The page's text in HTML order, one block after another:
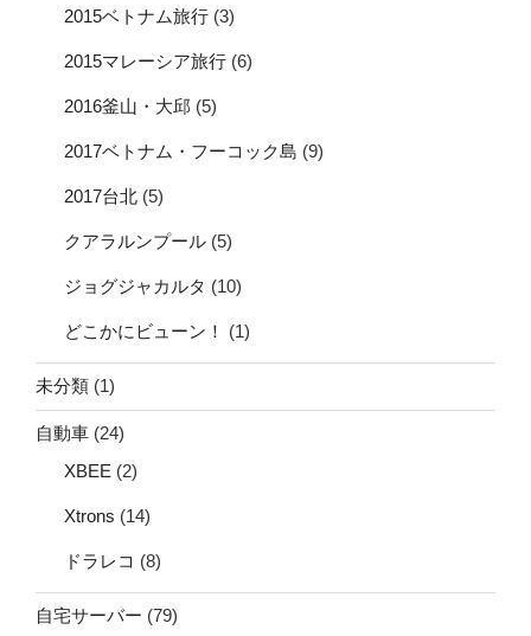
2015ベトナム旅行 (3)
2015マレーシア旅行 (6)
2016釜山・大邱 (5)
2017ベトナム・フーコック島 (9)
2017台北 (5)
クアラルンプール (5)
ジョグジャカルタ (10)
どこかにビューン！ (1)
未分類 (1)
自動車 (24)
XBEE (2)
Xtrons (14)
ドラレコ (8)
自宅サーバー (79)